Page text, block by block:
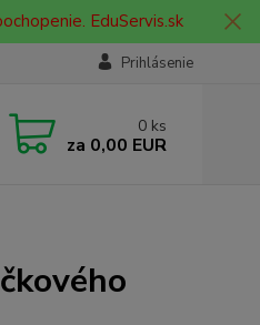
EduServis.sk
Prihlásenie
0 ks
za 0,00 EUR